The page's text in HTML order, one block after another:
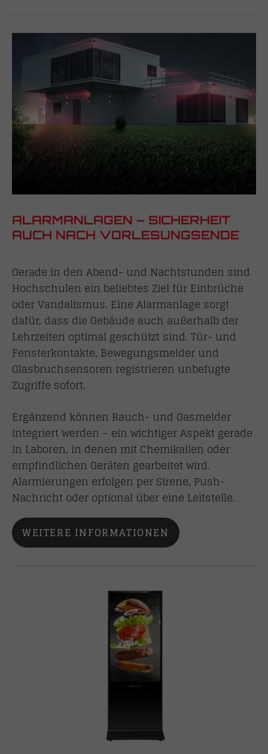
ALARMANLAGEN – SICHERHEIT
AUCH NACH VORLESUNGSENDE
Gerade in den Abend- und Nachtstunden sind
Hochschulen ein beliebtes Ziel für Einbrüche
oder Vandalismus. Eine Alarmanlage sorgt
dafür, dass die Gebäude auch außerhalb der
Lehrzeiten optimal geschützt sind. Tür- und
Fensterkontakte, Bewegungsmelder und
Glasbruchsensoren registrieren unbefugte
Zugriffe sofort.
Ergänzend können Rauch- und Gasmelder
integriert werden – ein wichtiger Aspekt gerade
in Laboren, in denen mit Chemikalien oder
empfindlichen Geräten gearbeitet wird.
Alarmierungen erfolgen per Sirene, Push-
Nachricht oder optional über eine Leitstelle.
WEITERE INFORMATIONEN